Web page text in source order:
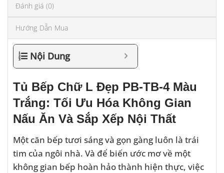
Đánh giá (0)
Hướng Dẫn Mua
Nội Dung
Tủ Bếp Chữ L Đẹp PB-TB-4 Màu
Trắng: Tối Ưu Hóa Không Gian
Nấu Ăn Và Sắp Xếp Nội Thất
Một căn bếp tươi sáng và gọn gàng luôn là trái
tim của ngôi nhà. Và để biến ước mơ về một
không gian bếp hoàn hảo thành hiện thực, việc